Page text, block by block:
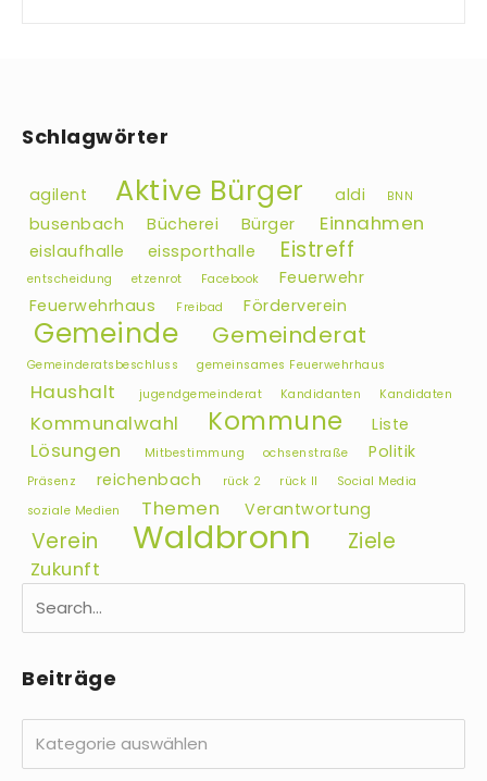
Schlagwörter
agilent Aktive Bürger aldi BNN
busenbach Bücherei Bürger Einnahmen
eislaufhalle eissporthalle Eistreff
entscheidung etzenrot Facebook
Feuerwehr
Feuerwehrhaus
Freibad Förderverein
Gemeinde Gemeinderat
Gemeinderatsbeschluss gemeinsames Feuerwehrhaus
Haushalt jugendgemeinderat Kandidanten Kandidaten
Kommunalwahl Kommune Liste
Lösungen Mitbestimmung ochsenstraße Politik
Präsenz reichenbach rück 2 rück II
Social Media
soziale Medien
Themen Verantwortung
Verein Waldbronn Ziele
Zukunft
Beiträge